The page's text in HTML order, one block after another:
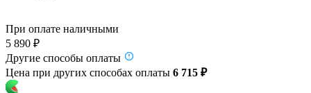
При оплате наличными
5 890 ₽
Другие способы оплаты
Цена при других способах оплаты 6 715 ₽